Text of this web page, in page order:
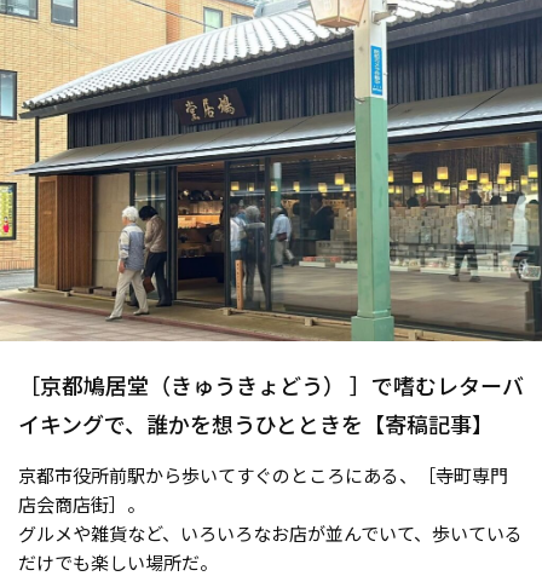
［京都鳩居堂（きゅうきょどう） ］で嗜むレターバ
イキングで、誰かを想うひとときを【寄稿記事】
京都市役所前駅から歩いてすぐのところにある、［寺町専門
店会商店街］。
グルメや雑貨など、いろいろなお店が並んでいて、歩いている
だけでも楽しい場所だ。